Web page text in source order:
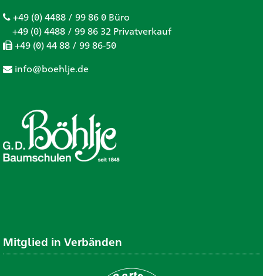
+49 (0) 4488 / 99 86 0 Büro
+49 (0) 4488 / 99 86 32 Privatverkauf
+49 (0) 44 88 / 99 86-50
info@boehlje.de
Mitglied in Verbänden